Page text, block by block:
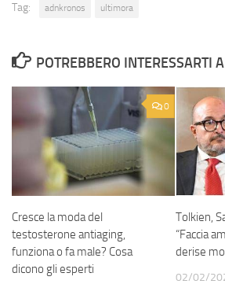
Tag: adnkronos ultimora
POTREBBERO INTERESSARTI
0
Cresce la moda del
testosterone antiaging,
funziona o fa male? Cosa
dicono gli esperti
Tolkien,
“Faccia
derise
02/02/